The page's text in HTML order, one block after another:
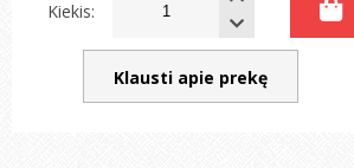
Kiekis:
Klausti apie prekę